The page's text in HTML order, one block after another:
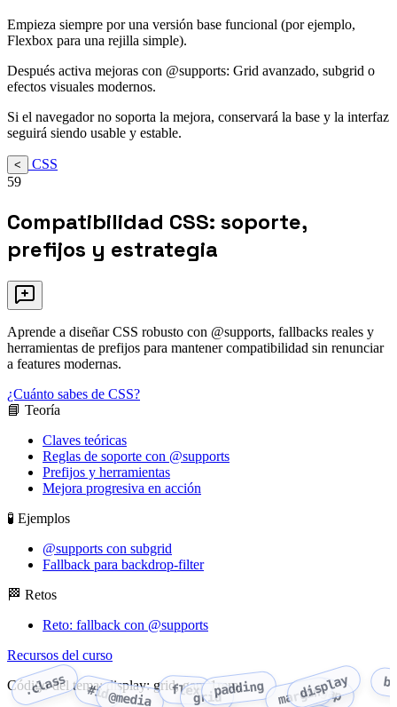
Empieza siempre por una versión base funcional (por ejemplo,
Flexbox para una rejilla simple).
Después activa mejoras con @supports: Grid avanzado, subgrid o
efectos visuales modernos.
Si el navegador no soporta la mejora, conservará la base y la interfaz
seguirá siendo usable y estable.
<
CSS
59
Compatibilidad CSS: soporte,
prefijos y estrategia
Aprende a diseñar CSS robusto con @supports, fallbacks reales y
herramientas de prefijos para mantener compatibilidad sin renunciar
a features modernas.
¿Cuánto sabes de CSS?
📘 Teoría
Claves teóricas
Reglas de soporte con @supports
Prefijos y herramientas
Mejora progresiva en acción
🧪 Ejemplos
@supports con subgrid
Fallback para backdrop-filter
🏁 Retos
Reto: fallback con @supports
Recursos del curso
Código del tema: display: grid; gap: 1rem;
.class #id@media flexgridpadding margindisplay
gap